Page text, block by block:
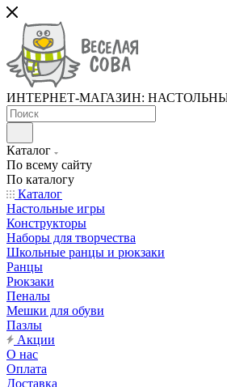
ИНТЕРНЕТ-МАГАЗИН:
Каталог
По всему сайту
По каталогу
Каталог
Настольные игры
Конструкторы
Наборы для творчества
Школьные ранцы и рюкзаки
Ранцы
Рюкзаки
Пеналы
Мешки для обуви
Пазлы
Акции
О нас
Оплата
Доставка